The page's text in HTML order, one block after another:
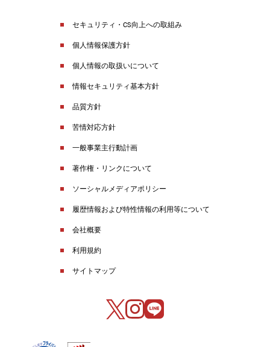
セキュリティ・CS向上への取組み
個人情報保護方針
個人情報の取扱いについて
情報セキュリティ基本方針
品質方針
苦情対応方針
一般事業主行動計画
著作権・リンクについて
ソーシャルメディアポリシー
履歴情報および特性情報の利用等について
会社概要
利用規約
サイトマップ